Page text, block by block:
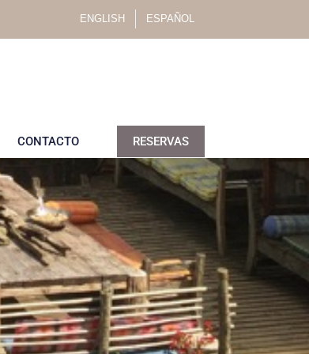
ENGLISH ESPAÑOL
CONTACTO RESERVAS